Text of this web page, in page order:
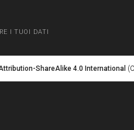
I TUOI DATI
ShareAlike 4.0 International